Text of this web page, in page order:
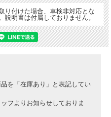
り付けた場合、車検非対応とな
説明書は付属しておりません。
を「在庫あり」と表記してい
フよりお知らせしておりま